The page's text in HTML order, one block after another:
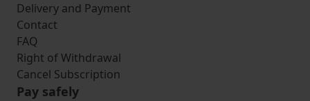
Delivery and Payment
Contact
FAQ
Right of Withdrawal
Cancel Subscription
Pay safely